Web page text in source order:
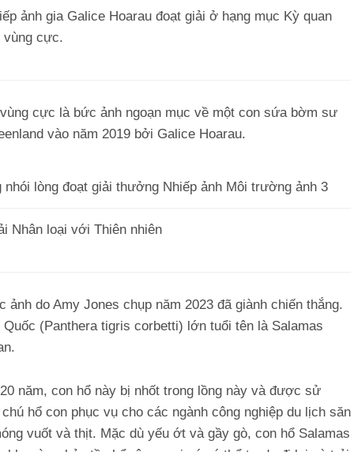
ảnh gia Galice Hoarau đoạt giải ở hạng mục Kỳ quan
vùng cực.
cực là bức ảnh ngoạn mục về một con sứa bờm sư
vào năm 2019 bởi Galice Hoarau.
Nhân loại với Thiên nhiên
do Amy Jones chụp năm 2023 đã giành chiến thắng.
(Panthera tigris corbetti) lớn tuổi tên là Salamas
năm, con hổ này bị nhốt trong lồng này và được sử
hổ con phục vụ cho các ngành công nghiệp du lịch săn
vuốt và thịt. Mặc dù yếu ớt và gầy gò, con hổ Salamas